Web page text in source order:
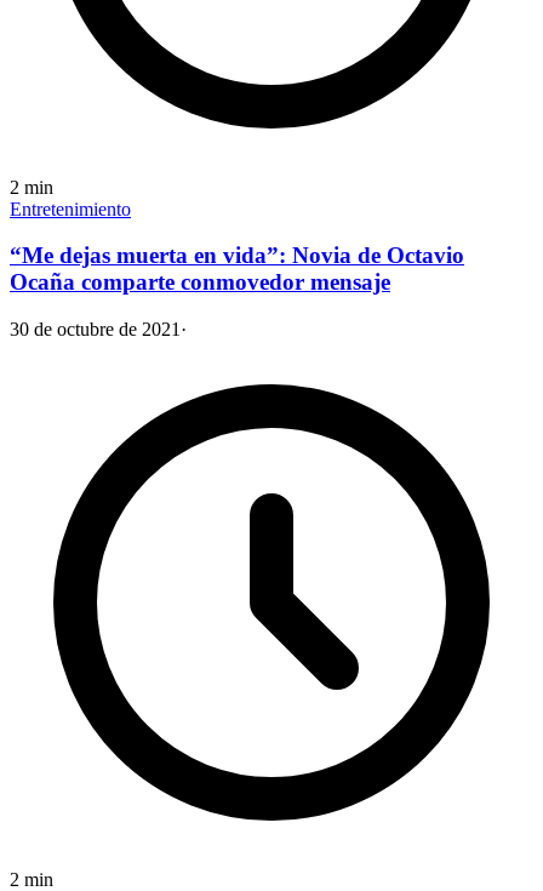
2 min
Entretenimiento
“Me dejas muerta en vida”: Novia de Octavio
Ocaña comparte conmovedor mensaje
30 de octubre de 2021 ·
2 min